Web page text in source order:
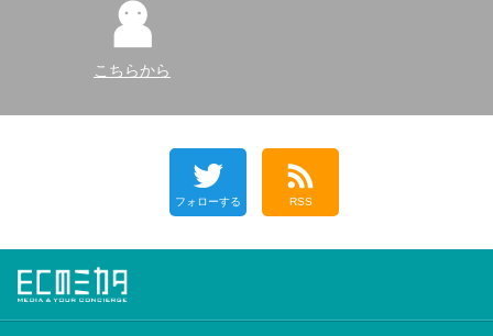
こちらから
フォローする RSS